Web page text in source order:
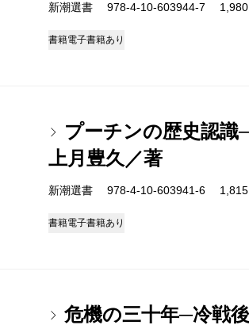
新潮選書 978-4-10-603944-7
書籍電子書籍あり
プーチンの歴史認
上月豊久／著
新潮選書 978-4-10-603941-6
書籍電子書籍あり
危機の三十年─冷戦